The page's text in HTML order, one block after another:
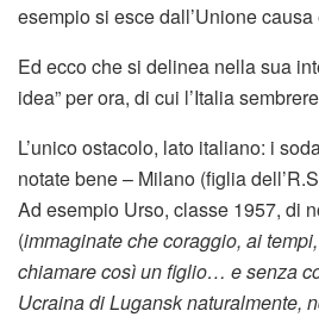
esempio si esce dall’Unione
Ed ecco che si delinea nella sua
idea” per ora, di cui l’Italia
L’unico ostacolo, lato italiano: i
notate bene – Milano (figlia
Ad esempio Urso, classe 1957, di
(immaginate che coraggio, ai
chiamare così un figlio… e senza
Ucraina di Lugansk naturalmente,